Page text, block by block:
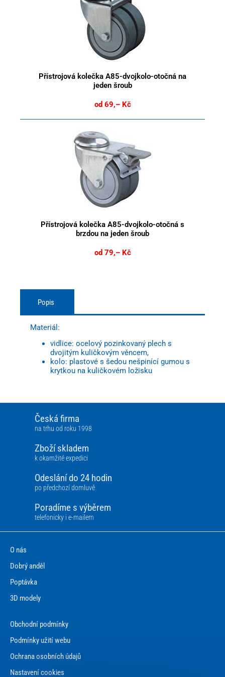
Přístrojová kolečka A85-dvojkolo-otočná na
jeden šroub
od 69,– Kč
Přístrojová kolečka A85-dvojkolo-otočná s
brzdou na jeden šroub
od 79,– Kč
Popis
Materiál:
vidlice: ocelový pozinkovaný plech s
dvojitým kuličkovým věncem,
kolo: plastové s šedou nešpinící gumou s
krytkou na kuličkovém ložisku
Česká firma
na trhu od roku 1998
Zboží skladem
k okamžité expedici
Odeslání do 24 hodin
po předchozí domluvě
Poradíme s výběrem
telefonicky i e-mailem
O nás
Dobrý anděl
Poptávka
3D modely
Obchodní podmínky
Podmínky užití webu
Ochrana osobních údajů
Nastavení cookies